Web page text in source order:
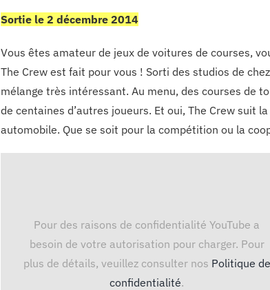
Sortie le 2 décembre 2014
Vous êtes amateur de jeux de voitures de courses,
The Crew est fait pour vous ! Sorti des studios de
mélange très intéressant. Au menu, des courses de
de centaines d’autres joueurs. Et oui, The Crew suit
automobile. Que se soit pour la compétition ou la
Pour des raisons de confidentialité YouTube a
besoin de votre autorisation pour charger. Pour
plus de détails, veuillez consulter nos Politique de
confidentialité.